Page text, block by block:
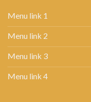
Menu link 1
Menu link 2
Menu link 3
Menu link 4